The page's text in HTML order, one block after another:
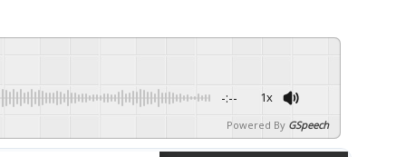
-:-- 1x
Powered By GSpeech